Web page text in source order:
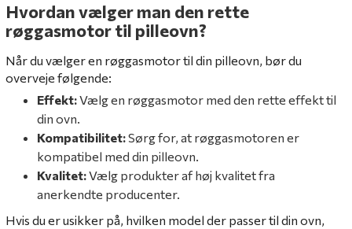
Hvordan vælger man den rette
røggasmotor til pilleovn?
Når du vælger en røggasmotor til din pilleovn, bør du
overveje følgende:
Effekt:Vælg en røggasmotor med den rette effekt til
din ovn.
Kompatibilitet:Sørg for, at røggasmotoren er
kompatibel med din pilleovn.
Kvalitet:Vælg produkter af høj kvalitet fra
anerkendte producenter.
Hvis du er usikker på, hvilken model der passer til din ovn,